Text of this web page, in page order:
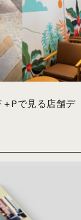
Pで見る店舗デ